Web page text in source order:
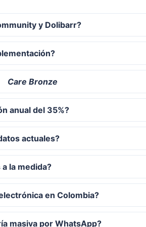
y Dolibarr?
Care Bronze
anual del 35%?
actuales?
la medida?
en Colombia?
masiva por WhatsApp?